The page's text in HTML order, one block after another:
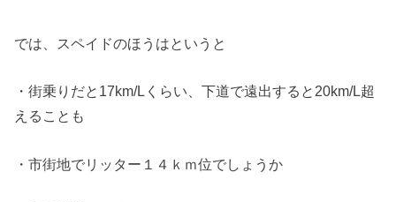
では、スペイドのほうはというと
・街乗りだと17km/Lくらい、下道で遠出すると20km/L超
えることも
・市街地でリッター１４ｋｍ位でしょうか